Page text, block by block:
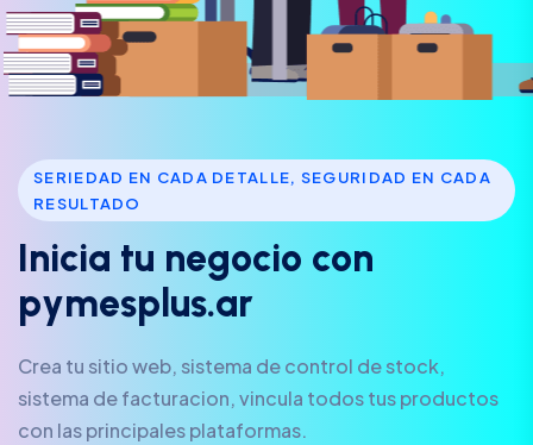
SERIEDAD EN CADA DETALLE, SEGURIDAD EN CADA
RESULTADO
Inicia tu negocio con
pymesp us.ar
Crea tu sitio web, sistema de control de stock,
sistema de facturacion, vincula todos tus productos
con las principales plataformas.